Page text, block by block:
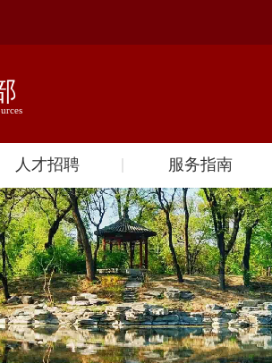
人才招聘 服务指南